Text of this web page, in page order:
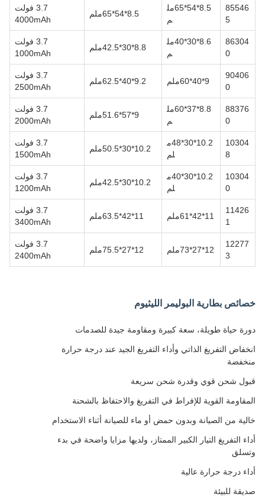
85546
5
8.5*54*65مل
م
8.5*54*65ملم
3.7 فولت
4000mAh
86304
0
8.6*30*40مل
م
8.8*30*42.5ملم
3.7 فولت
1000mAh
90406
0
9*40*60ملم 9.2*40*62.5ملم
3.7 فولت
2500mAh
88376
0
8.8*37*60مل
م
9*57*51.6ملم
3.7 فولت
2000mAh
10304
8
10.2*30*48م
لم
10.2*30*50.5ملم
3.7 فولت
1500mAh
10304
0
10.2*30*40م
لم
10.2*30*42.5ملم
3.7 فولت
1200mAh
11426
1
11*42*61ملم 11*42*63.5ملم
3.7 فولت
3400mAh
12277
3
12*27*73ملم 12*27*75.5ملم
3.7 فولت
2400mAh
خصائص بطارية البوليمر الليثيوم
دورة حياة طويلة، سعة كبيرة ومقاومة جيدة للصدمات
انخفاض التفريغ الذاتي وأداء التفريغ الجيد عند درجة حرارة
منخفضة
قبول شحن قوي وقدرة شحن سريعة
المقاومة القوية للإفراط في التفريغ والاحتفاظ بالشحنة
خالية من الصيانة وبدون حمض أو ماء للصيانة أثناء الاستخدام
أداء التفريغ التيار الكبير الممتاز، ولديها مزايا واضحة في بدء
وتسلق
أداء درجة حرارة عالية
صديقة للبيئة